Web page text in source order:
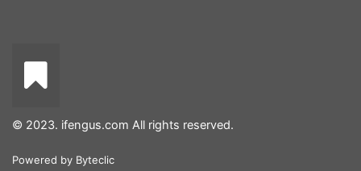
© 2023. ifengus.com All rights reserved.
Powered by Byteclic